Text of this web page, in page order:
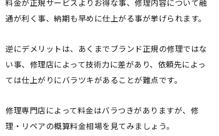
料金が正規サービスよりお得な事、修理内容について融
通が利く事、納期も早めに仕上がる事が挙げられます。
逆にデメリットは、あくまでブランド正規の修理ではな
い事、修理店によって技術力に差があり、依頼先によっ
ては仕上がりにバラツキがあることが難点です。
修理専門店によって料金はバラつきがありますが、修
理・リペアの概算料金相場を見てみましょう。